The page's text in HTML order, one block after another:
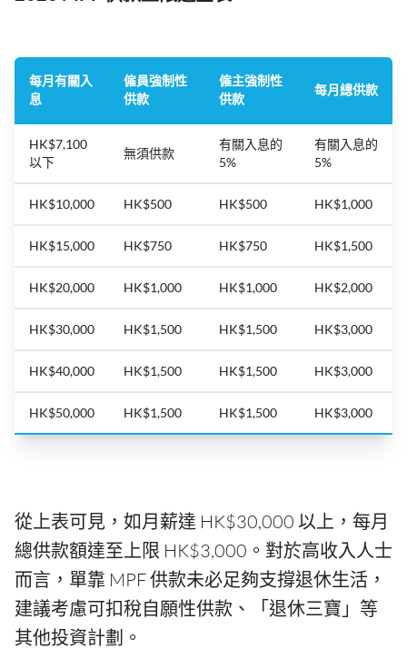
每月有關入
息
僱員強制性
供款
僱主強制性
供款
每月總供款
HK$7,100
以下
無須供款
有關入息的
5%
有關入息的
5%
HK$10,000 HK$500 HK$500 HK$1,000
HK$15,000 HK$750 HK$750 HK$1,500
HK$20,000 HK$1,000 HK$1,000 HK$2,000
HK$30,000 HK$1,500 HK$1,500 HK$3,000
HK$40,000 HK$1,500 HK$1,500 HK$3,000
HK$50,000 HK$1,500 HK$1,500 HK$3,000
從上表可見，如月薪達 HK$30,000 以上，每月
總供款額達至上限 HK$3,000。對於高收入人士
而言，單靠 MPF 供款未必足夠支撐退休生活，
建議考慮可扣稅自願性供款、「退休三寶」等
其他投資計劃。